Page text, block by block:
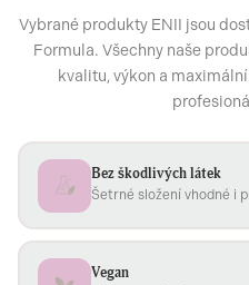
Vybrané produkty ENII jsou
Formula. Všechny naše
kvalitu, výkon a
Bez škodlivých látek
Šetrné složení vhodné i
Vegan